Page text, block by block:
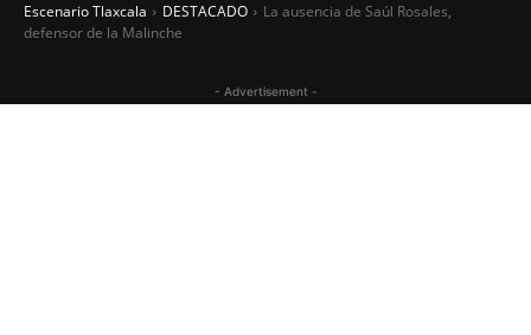
Escenario Tlaxcala DESTACADO
La ausencia de Saúl Rosales,
defensor de la Malinche
- Advertisement -